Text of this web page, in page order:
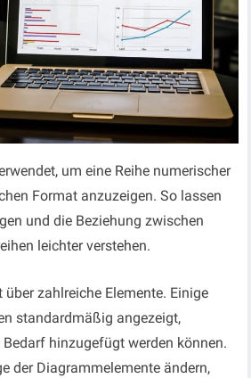
um eine Reihe numerischer
Format anzuzeigen. So lassen
und die Beziehung zwischen
leichter verstehen.
zahlreiche Elemente. Einige
standardmäßig angezeigt,
hinzugefügt werden können.
der Diagrammelemente ändern,